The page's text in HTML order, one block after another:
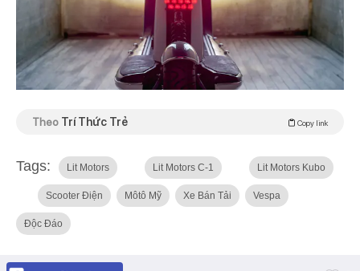
Theo Trí Thức Trẻ Copy link
Tags: Lit Motors Lit Motors C-1 Lit Motors Kubo
Scooter Điện Môtô Mỹ Xe Bán Tải Vespa
Độc Đáo